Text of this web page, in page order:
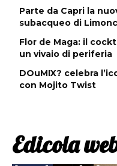
Parte da Capri la
subacqueo di
Flor de Maga: il
un vivaio di periferia
DOuMIX? celebra
con Mojito Twist
Edicola